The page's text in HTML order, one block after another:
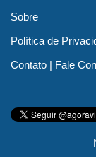
Sobre
Política de
Contato | Fale